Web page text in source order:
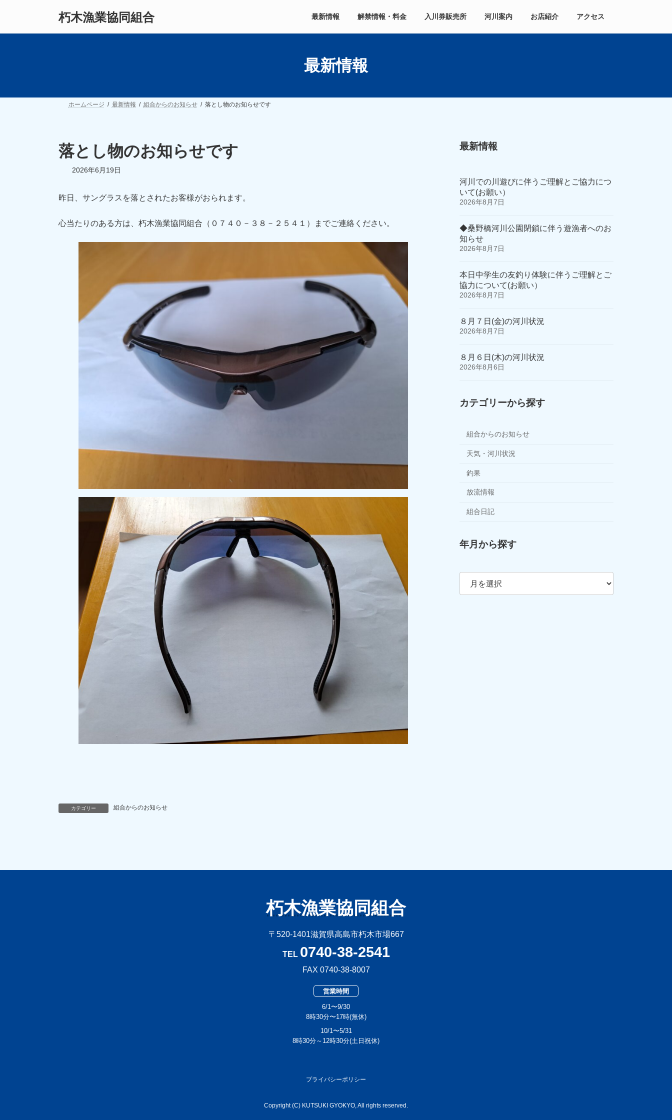
ン
プ
ー
動
朽木漁業協同組合 最新情報 解禁情報・料金 入川券販売所 河川案内 お店紹介 アクセス
最新情報
ホームページ 最新情報 組合からのお知らせ 落とし物のお知らせです
落とし物のお知らせです
2026年6月19日
昨日、サングラスを落とされたお客様がおられます。
心当たりのある方は、朽木漁業協同組合（０７４０－３８－２５４１）までご連絡ください。
カテゴリー 組合からのお知らせ
最新情報
河川での川遊びに伴うご理解とご協力につ
いて(お願い）
2026年8月7日
◆桑野橋河川公園閉鎖に伴う遊漁者へのお
知らせ
2026年8月7日
本日中学生の友釣り体験に伴うご理解とご
協力について(お願い）
2026年8月7日
８月７日(金)の河川状況
2026年8月7日
８月６日(木)の河川状況
2026年8月6日
カテゴリーから探す
組合からのお知らせ
天気・河川状況
釣果
放流情報
組合日記
年月から探す
ア
カ
朽木漁業協同組合
〒520-1401滋賀県高島市朽木市場667
TEL 0740-38-2541
FAX 0740-38-8007
営業時間
6/1〜9/30
8時30分〜17時(無休)
10/1〜5/31
8時30分～12時30分(土日祝休)
プライバシーポリシー
Copyright (C) KUTSUKI GYOKYO, All rights reserved.